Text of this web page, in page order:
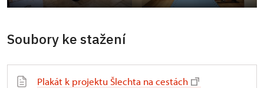
Soubory ke stažení
Plakát k projektu Šlechta na cestách